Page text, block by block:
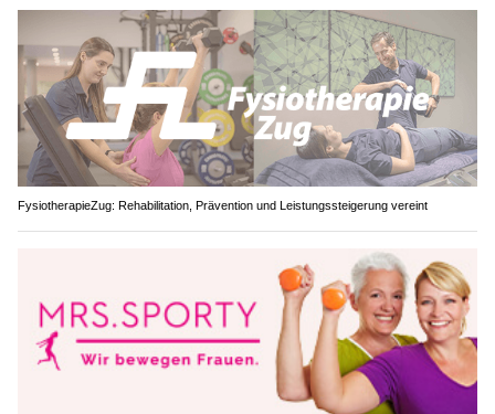
FysiotherapieZug: Rehabilitation, Prävention und Leistungssteigerung vereint